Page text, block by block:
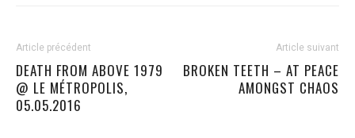
Article précédent
DEATH FROM ABOVE 1979
@ LE MÉTROPOLIS,
05.05.2016
Article suivant
BROKEN TEETH – AT PEACE
AMONGST CHAOS